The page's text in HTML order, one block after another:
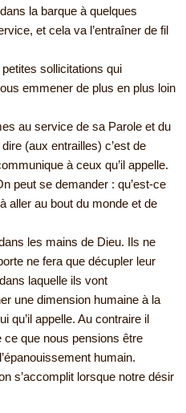
la barque à quelques
et cela va l’entraîner de fil
sollicitations qui
emmener de plus en plus loin
au service de sa Parole et du
(aux entrailles) c’est de
à ceux qu’il appelle.
peut se demander : qu’est-ce
aller au bout du monde et de
les mains de Dieu. Ils ne
ne fera que décupler leur
laquelle ils vont
une dimension humaine à la
qu’il appelle. Au contraire il
ce que nous pensions être
humain.
s’accomplit lorsque notre désir